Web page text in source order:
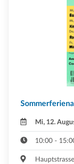
Mi, 12.
10:00 -